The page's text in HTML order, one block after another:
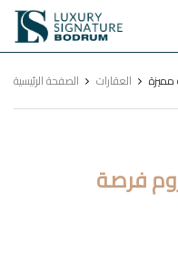
Luxury
Signature
الصفحة الرئيسية العقارات مميزة
فرصة